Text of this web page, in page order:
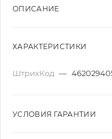
ОПИСАНИЕ
ХАРАКТЕРИСТИКИ
ШтрихКод —
УСЛОВИЯ ГАРАНТИИ